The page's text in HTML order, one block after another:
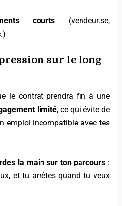
courts (vendeur.se,
sur le long
le contrat prendra fin à une
limité, ce qui évite de
emploi incompatible avec tes
la main sur ton parcours :
et tu arrêtes quand tu veux